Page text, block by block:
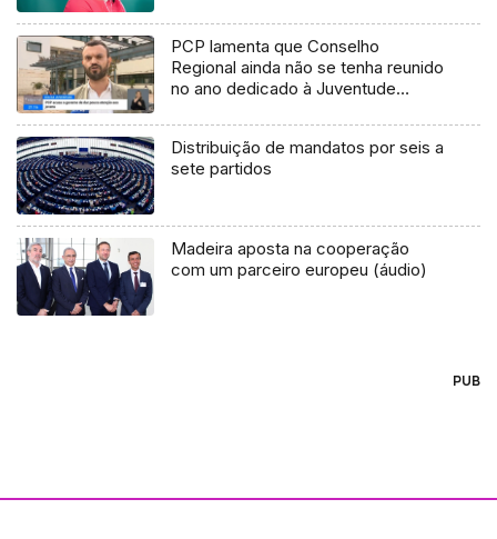
PCP lamenta que Conselho
Regional ainda não se tenha reunido
no ano dedicado à Juventude
Distribuição de mandatos por seis a
sete partidos
Madeira aposta na cooperação
com um parceiro europeu (áudio)
PUB